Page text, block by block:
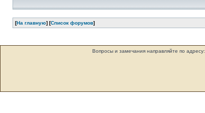
[На главную] [Список форумов]
Вопросы и замечания направляйте по адресу: